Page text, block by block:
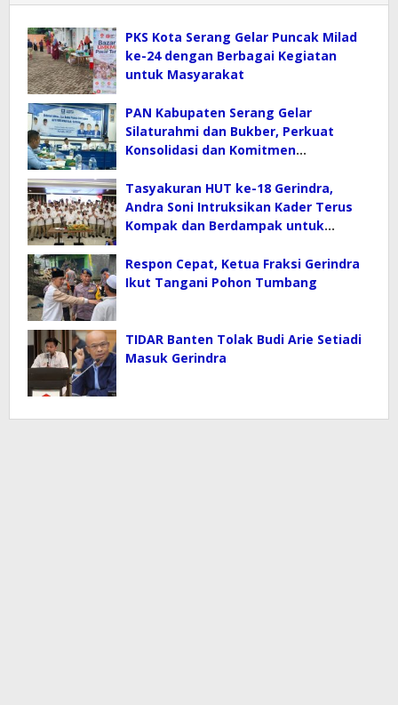
PKS Kota Serang Gelar Puncak Milad
ke-24 dengan Berbagai Kegiatan
untuk Masyarakat
PAN Kabupaten Serang Gelar
Silaturahmi dan Bukber, Perkuat
Konsolidasi dan Komitmen
Tasyakuran HUT ke-18 Gerindra,
Andra Soni Intruksikan Kader Terus
Kompak dan Berdampak untuk
Respon Cepat, Ketua Fraksi Gerindra
Ikut Tangani Pohon Tumbang
TIDAR Banten Tolak Budi Arie Setiadi
Masuk Gerindra